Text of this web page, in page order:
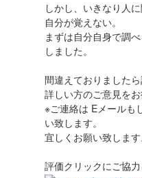
しかし、いきなり人
自分が覚えない。
まずは自分自身で調
しました。
間違えておりました
詳しい方のご意見をお
※ご連絡は Eメールも
い致します。
宜しくお願い致します
評価クリックにご協